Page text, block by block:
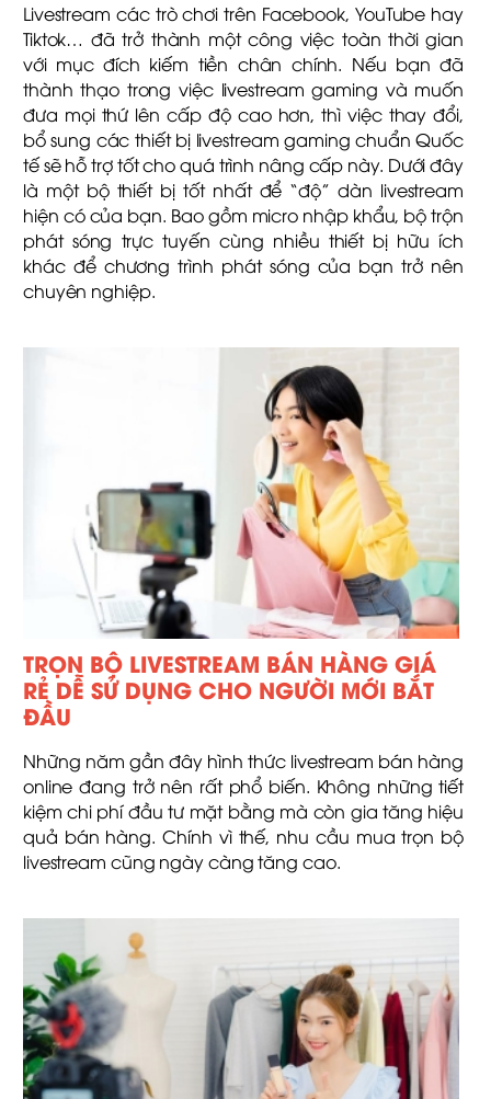
Livestream các trò chơi trên Facebook, YouTube hay
Tiktok… đã trở thành một công việc toàn thời gian
với mục đích kiếm tiền chân chính. Nếu bạn đã
thành thạo trong việc livestream gaming và muốn
đưa mọi thứ lên cấp độ cao hơn, thì việc thay đổi,
bổ sung các thiết bị livestream gaming chuẩn Quốc
tế sẽ hỗ trợ tốt cho quá trình nâng cấp này. Dưới đây
là một bộ thiết bị tốt nhất để “độ” dàn livestream
hiện có của bạn. Bao gồm micro nhập khẩu, bộ trộn
phát sóng trực tuyến cùng nhiều thiết bị hữu ích
khác để chương trình phát sóng của bạn trở nên
chuyên nghiệp.
TRỌN BỘ LIVESTREAM BÁN HÀNG GIÁ
RẺ DỄ SỬ DỤNG CHO NGƯỜI MỚI BẮT
ĐẦU
Những năm gần đây hình thức livestream bán hàng
online đang trở nên rất phổ biến. Không những tiết
kiệm chi phí đầu tư mặt bằng mà còn gia tăng hiệu
quả bán hàng. Chính vì thế, nhu cầu mua trọn bộ
livestream cũng ngày càng tăng cao.